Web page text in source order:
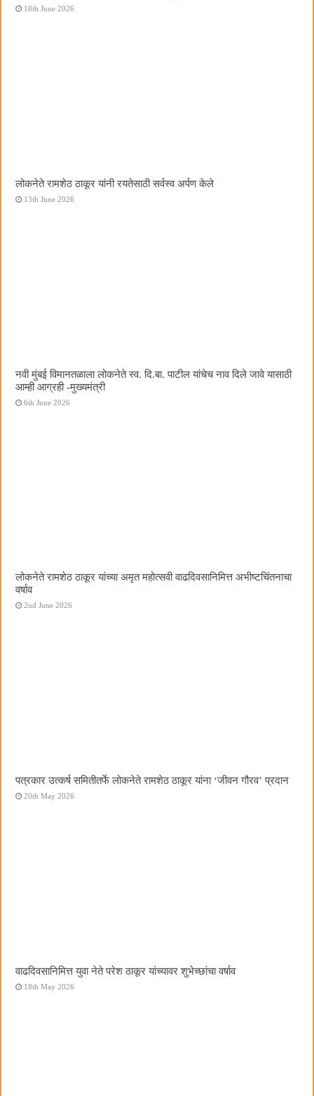
18th June 2026
लोकनेते रामशेठ ठाकूर यांनी रयतेसाठी सर्वस्व अर्पण केले
13th June 2026
नवी मुंबई विमानतळाला लोकनेते स्व. दि.बा. पाटील यांचेच नाव दिले जावे यासाठी
आम्ही आग्रही -मुख्यमंत्री
6th June 2026
लोकनेते रामशेठ ठाकूर यांच्या अमृत महोत्सवी वाढदिवसानिमित्त अभीष्टचिंतनाचा
वर्षाव
2nd June 2026
पत्रकार उत्कर्ष समितीतर्फे लोकनेते रामशेठ ठाकूर यांना ‌‘जीवन गौरव‌’ प्रदान
20th May 2026
वाढदिवसानिमित्त युवा नेते परेश ठाकूर यांच्यावर शुभेच्छांचा वर्षाव
18th May 2026